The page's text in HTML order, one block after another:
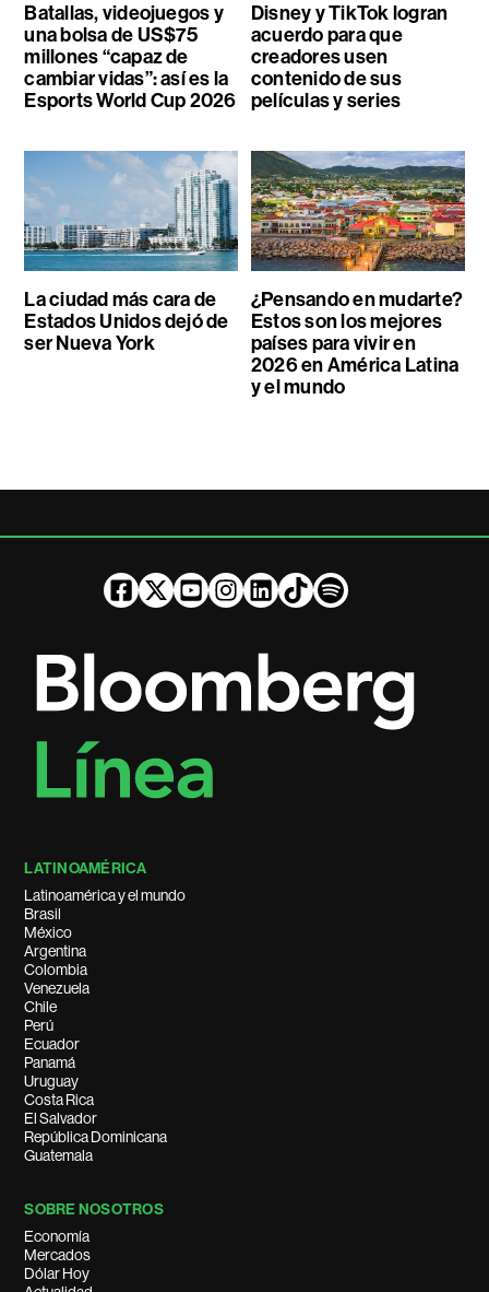
Batallas, videojuegos y
una bolsa de US$75
millones “capaz de
cambiar vidas”: así es la
Esports World Cup 2026
Disney y TikTok logran
acuerdo para que
creadores usen
contenido de sus
películas y series
La ciudad más cara de
Estados Unidos dejó de
ser Nueva York
¿Pensando en mudarte?
Estos son los mejores
países para vivir en
2026 en América Latina
y el mundo
LATINOAMÉRICA
Latinoamérica y el mundo
Brasil
México
Argentina
Colombia
Venezuela
Chile
Perú
Ecuador
Panamá
Uruguay
Costa Rica
El Salvador
República Dominicana
Guatemala
SOBRE NOSOTROS
Economía
Mercados
Dólar Hoy